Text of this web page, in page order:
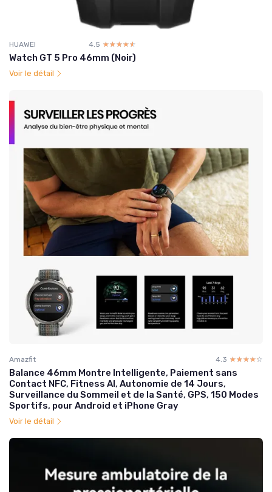
HUAWEI 4.5 ☆☆☆☆☆
★★★★★
Watch GT 5 Pro 46mm (Noir)
Voir le détail
Amazfit 4.3 ☆☆☆☆☆
★★★★★
Balance 46mm Montre Intelligente, Paiement sans
Contact NFC, Fitness AI, Autonomie de 14 Jours,
Surveillance du Sommeil et de la Santé, GPS, 150 Modes
Sportifs, pour Android et iPhone Gray
Voir le détail